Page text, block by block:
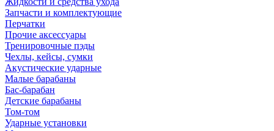
Запчасти и комплектующие
Перчатки
Прочие аксессуары
Тренировочные пэды
Чехлы, кейсы, сумки
Акустические ударные
Mалые барабаны
Бас-барабан
Детские барабаны
Том-том
Ударные установки